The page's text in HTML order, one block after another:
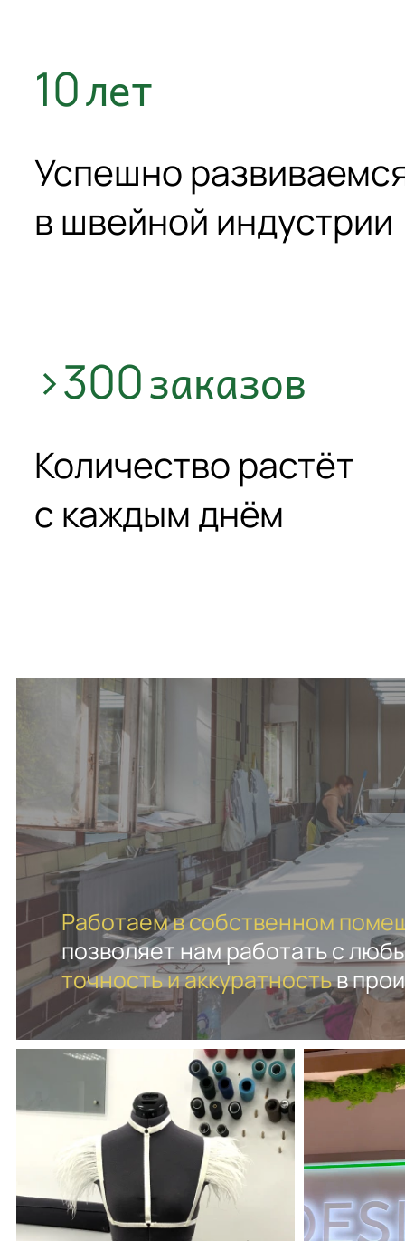
про
наше
10лет
Успешно
в швейной индустрии
>300заказов
Количество растёт
с каждым днём
Собственное
помещение
пошива
Работаем в собственном
позволяет нам работать с
точность и аккуратностьв